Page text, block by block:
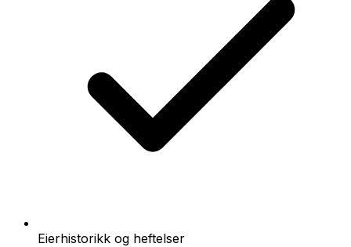
Eierhistorikk og heftelser